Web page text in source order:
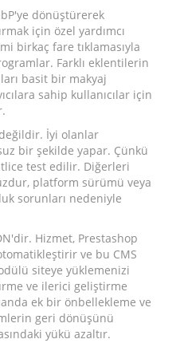
dönüştürerek
için özel yardımcı
birkaç fare tıklamasıyla
Farklı eklentilerin
basit bir makyaj
sahip kullanıcılar için
İyi olanlar
bir şekilde yapar. Çünkü
test edilir. Diğerleri
platform sürümü veya
sorunları nedeniyle
Hizmet, Prestashop
ve bu CMS
siteye yüklemenizi
ve ilerici geliştirme
ek bir önbellekleme ve
geri dönüşünü
yükü azaltır.